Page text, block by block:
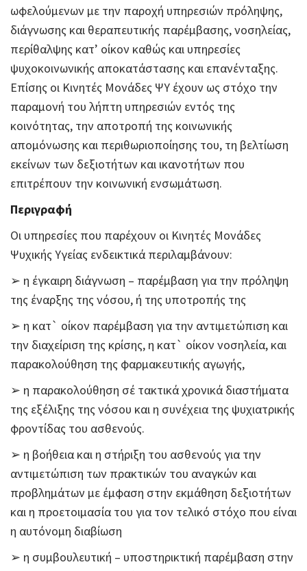
ωφελούμενων με την παροχή υπηρεσιών πρόληψης,
διάγνωσης και θεραπευτικής παρέμβασης, νοσηλείας,
περίθαλψης κατ’ οίκον καθώς και υπηρεσίες
ψυχοκοινωνικής αποκατάστασης και επανένταξης.
Επίσης οι Κινητές Μονάδες ΨΥ έχουν ως στόχο την
παραμονή του λήπτη υπηρεσιών εντός της
κοινότητας, την αποτροπή της κοινωνικής
απομόνωσης και περιθωριοποίησης του, τη βελτίωση
εκείνων των δεξιοτήτων και ικανοτήτων που
επιτρέπουν την κοινωνική ενσωμάτωση.
Περιγραφή
Οι υπηρεσίες που παρέχουν οι Κινητές Μονάδες
Ψυχικής Υγείας ενδεικτικά περιλαμβάνουν:
➢ η έγκαιρη διάγνωση – παρέμβαση για την πρόληψη
της έναρξης της νόσου, ή της υποτροπής της
➢ η κατ` οίκον παρέμβαση για την αντιμετώπιση και
την διαχείριση της κρίσης, η κατ` οίκον νοσηλεία, και
παρακολούθηση της φαρμακευτικής αγωγής,
➢ η παρακολούθηση σέ τακτικά χρονικά διαστήματα
της εξέλιξης της νόσου και η συνέχεια της ψυχιατρικής
φροντίδας του ασθενούς.
➢ η βοήθεια και η στήριξη του ασθενούς για την
αντιμετώπιση των πρακτικών του αναγκών και
προβλημάτων με έμφαση στην εκμάθηση δεξιοτήτων
και η προετοιμασία του για τον τελικό στόχο που είναι
η αυτόνομη διαβίωση
➢ η συμβουλευτική – υποστηρικτική παρέμβαση στην